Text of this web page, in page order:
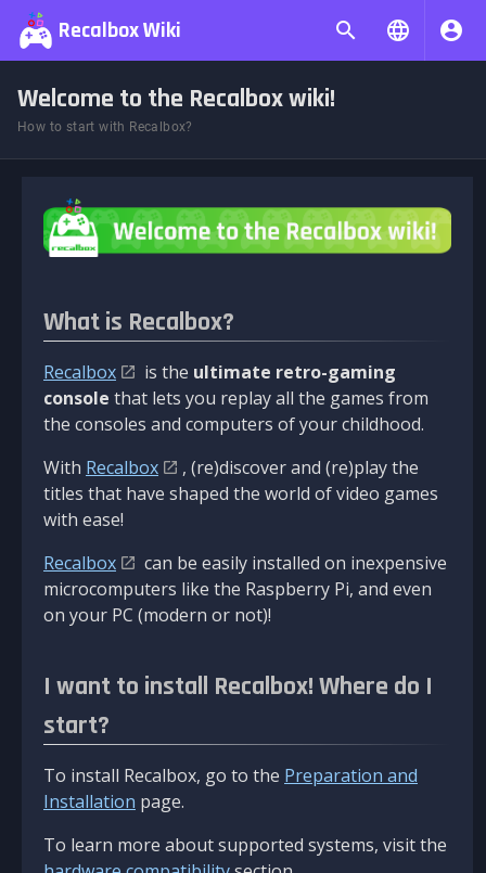
Recalbox Wiki
Welcome to the Recalbox wiki!
How to start with Recalbox?
What is Recalbox?
Recalbox is the ultimate retro-gaming
console that lets you replay all the games from
the consoles and computers of your childhood.
With Recalbox
, (re)discover and (re)play the
titles that have shaped the world of video games
with ease!
Recalbox
can be easily installed on inexpensive
microcomputers like the Raspberry Pi, and even
on your PC (modern or not)!
I want to install Recalbox! Where do I
start?
To install Recalbox, go to the Preparation and
Installation page.
To learn more about supported systems, visit the